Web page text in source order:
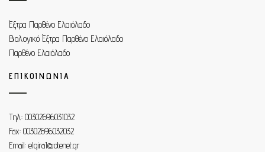
Έξτρα Παρθένο Ελαιόλαδο
Βιολογικό Έξτρα Παρθένο Ελαιόλαδο
Παρθένο Ελαιόλαδο
ΕΠΙΚΟΙΝΩΝΙΑ
Τηλ: 00302696031032
Fax: 00302696032032
Email: elgira1@otenet.gr